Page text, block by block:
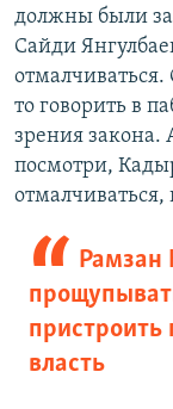
должны были
Сайди
то говорить в
зрения закона.
посмотри,
отмалчиваться,
Рамзан
власть